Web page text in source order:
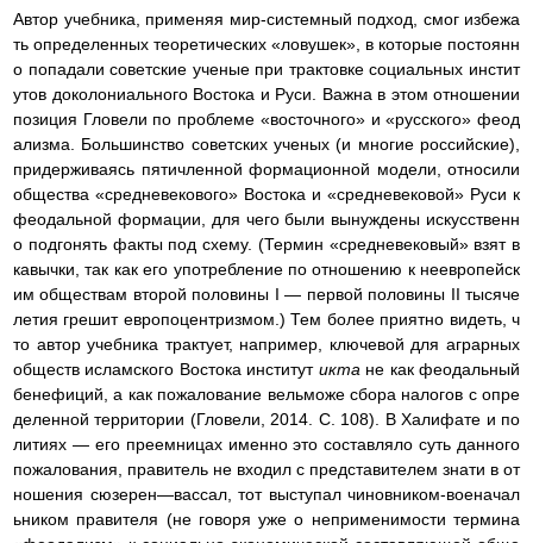
Автор учебника, применяя мир-системный подход, смог избежа
ть определенных теоретических «ловушек», в которые постоянн
о попадали советские ученые при трактовке социальных инстит
утов доколониального Востока и Руси. Важна в этом отношении
позиция Гловели по проблеме «восточного» и «русского» феод
ализма. Большинство советских ученых (и многие российские),
придерживаясь пятичленной формационной модели, относили
общества «средневекового» Востока и «средневековой» Руси к
феодальной формации, для чего были вынуждены искусственн
о подгонять факты под схему. (Термин «средневековый» взят в
кавычки, так как его употребление по отношению к неевропейск
им обществам второй половины I — первой половины II тысяче
летия грешит европоцентризмом.) Тем более приятно видеть, ч
то автор учебника трактует, например, ключевой для аграрных
обществ исламского Востока институтикта не как феодальный
бенефиций, а как пожалование вельможе сбора налогов с опре
деленной территории (Гловели, 2014. С. 108). В Халифате и по
литиях — его преемницах именно это составляло суть данного
пожалования, правитель не входил с представителем знати в от
ношения сюзерен—вассал, тот выступал чиновником-военачал
ьником правителя (не говоря уже о неприменимости термина